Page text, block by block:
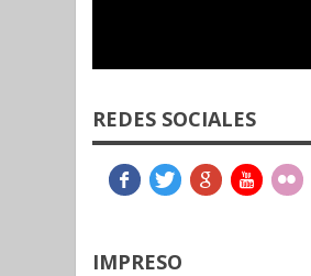
REDES SOCIALES
IMPRESO